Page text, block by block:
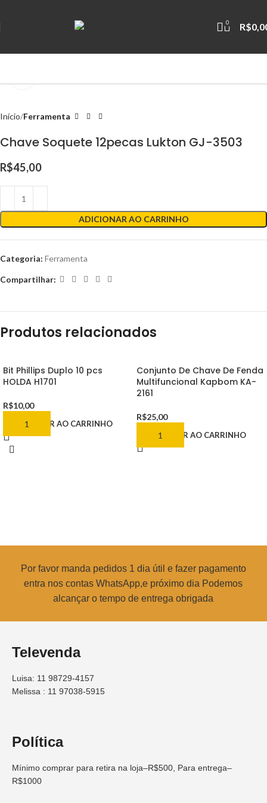
0 R$
Início Ferramenta
Chave Soquete 12pecas Lukton GJ-3503
R$45,00
ADICIONAR AO CARRINHO
Categoria: Ferramenta
Compartilhar:
Produtos relacionados
Bit Phillips Duplo 10 pcs
HOLDA H1701
R$10,00
ADICIONAR AO CARRINHO
Conjunto De Chave De Fenda
Multifuncional Kapbom KA-
2161
R$25,00
ADICIONAR AO CARRINHO
Por favor manda pedidos 1 dia útil e fazer pagamento
entra nos contas WhatsApp,e próximo dia Podemos
alcançar o tempo de entrega obrigada
Televenda
Luisa: 11 98729-4157
Melissa : 11 97038-5915
Política
Mínimo comprar para retira na loja–R$500, Para entrega–
R$1000